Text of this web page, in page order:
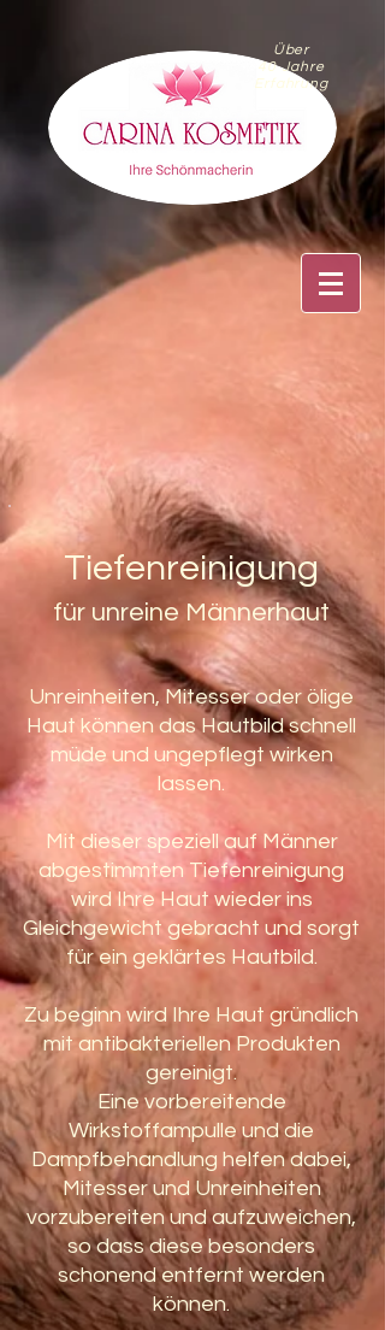
Über
40 Jahre
Erfahrung
Tiefenreinigung
für unreine Männerhaut
Unreinheiten, Mitesser oder ölige
Haut können das Hautbild schnell
müde und ungepflegt wirken
lassen.
Mit dieser speziell auf Männer
abgestimmten Tiefenreinigung
wird Ihre Haut wieder ins
Gleichgewicht gebracht und sorgt
für ein geklärtes Hautbild.
Zu beginn wird Ihre Haut gründlich
mit antibakteriellen Produkten
gereinigt.
Eine vorbereitende
Wirkstoffampulle und die
Dampfbehandlung helfen dabei,
Mitesser und Unreinheiten
vorzubereiten und aufzuweichen,
so dass diese besonders
schonend entfernt werden
können.